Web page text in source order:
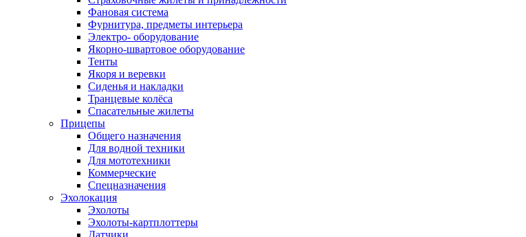
Фановая система
Фурнитура, предметы интерьера
Электро- оборудование
Якорно-швартовое оборудование
Тенты
Якоря и веревки
Сиденья и накладки
Транцевые колёса
Спасательные жилеты
Прицепы
Общего назначения
Для водной техники
Для мототехники
Коммерческие
Спецназначения
Эхолокация
Эхолоты
Эхолоты-картплоттеры
Датчики